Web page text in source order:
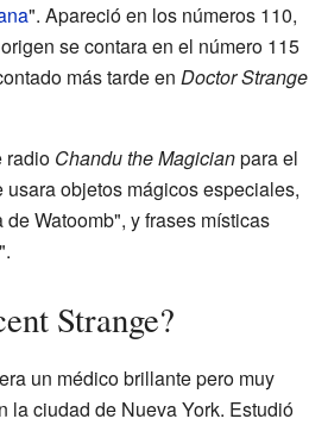
". Apareció en los números 110,
se contara en el número 115
más tarde en Doctor Strange
radio Chandu the Magicianpara el
objetos mágicos especiales,
de Watoomb", y frases místicas
Strange?
un médico brillante pero muy
la ciudad de Nueva York. Estudió